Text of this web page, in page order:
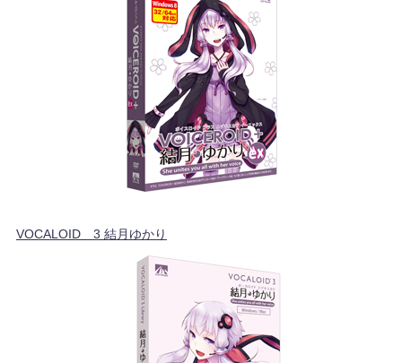
VOCALOID™3 結月ゆかり